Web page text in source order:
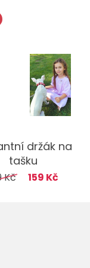
držák na
tašku
Kč 159 Kč